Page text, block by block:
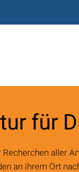
für
aller
an Ihrem Ort